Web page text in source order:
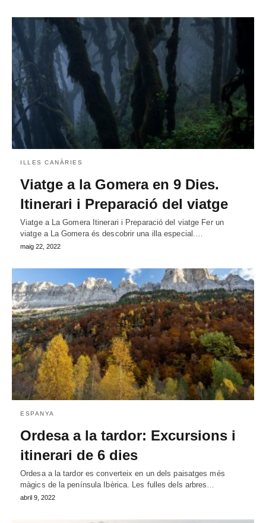
ILLES CANÀRIES
Viatge a la Gomera en 9 Dies.
Itinerari i Preparació del viatge
Viatge a La Gomera Itinerari i Preparació del viatge Fer un
viatge a La Gomera és descobrir una illa especial.…
maig 22, 2022
ESPANYA
Ordesa a la tardor: Excursions i
itinerari de 6 dies
Ordesa a la tardor es converteix en un dels paisatges més
màgics de la península Ibèrica. Les fulles dels arbres…
abril 9, 2022